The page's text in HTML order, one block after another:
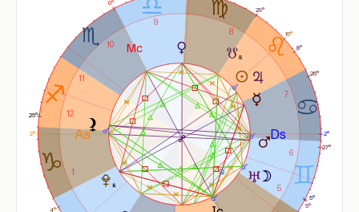
1
5
6
7
8
9
10
11
12
15°
5°
26°
27°
8°
5°
4°
2°
0°
2°
25°
29°